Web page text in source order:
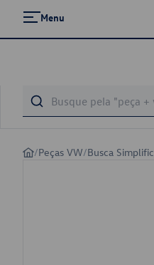
Menu
/Peças VW/Busca